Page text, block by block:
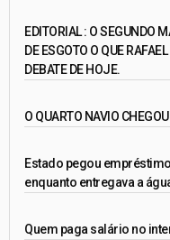
EDITORIAL : O SEGUNDO
DE ESGOTO O QUE RAFAEL FONTELES PRECISA RESPONDER NO
DEBATE DE HOJE.
O QUARTO NAVIO
Estado pegou
enquanto entregava a
Quem paga salário no